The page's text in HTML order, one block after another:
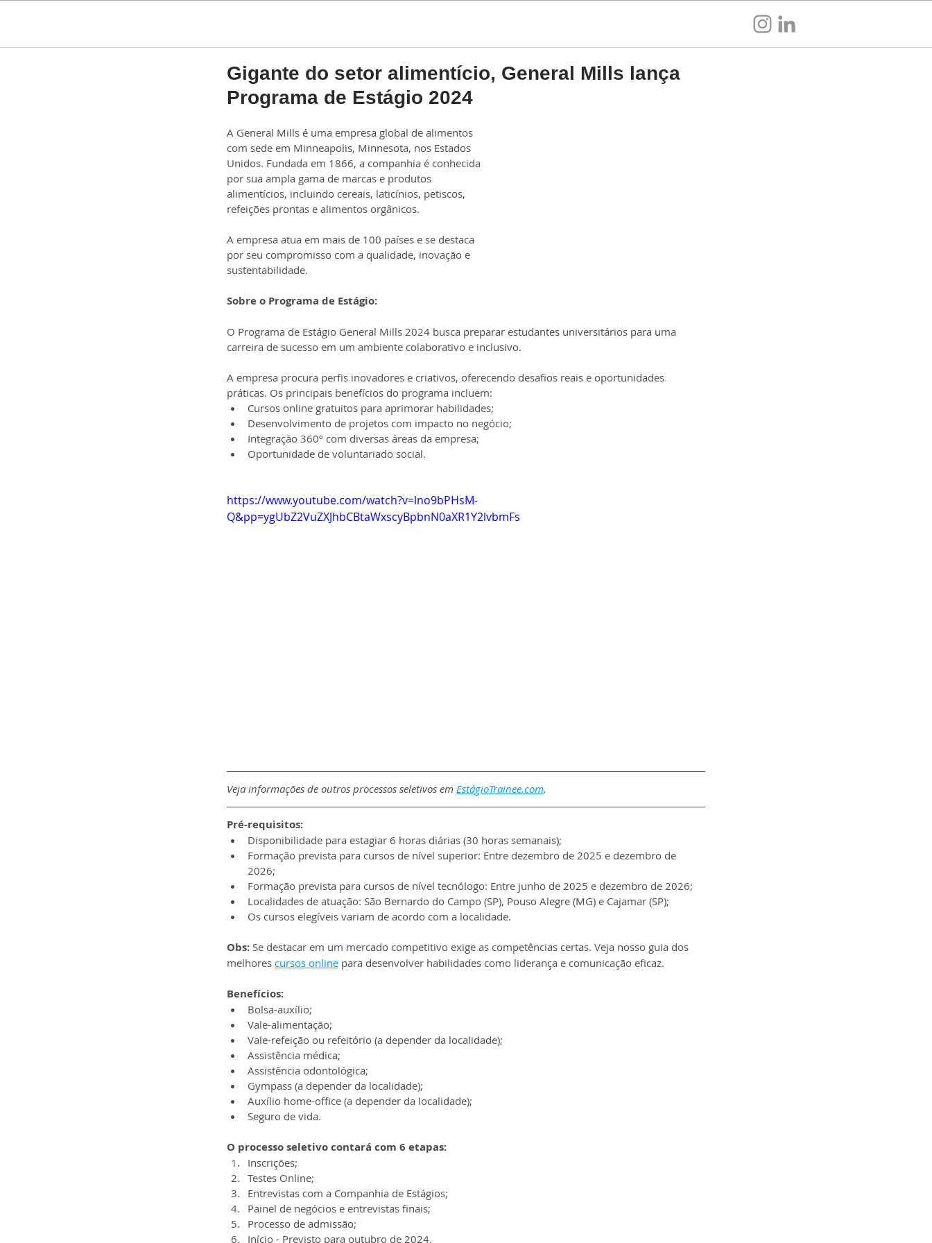
Gigante do setor alimentício, General Mills lança
Programa de Estágio 2024
A General Mills é uma empresa global de alimentos
com sede em Minneapolis, Minnesota, nos Estados
Unidos. Fundada em 1866, a companhia é conhecida
por sua ampla gama de marcas e produtos
alimentícios, incluindo cereais, laticínios, petiscos,
refeições prontas e alimentos orgânicos.
A empresa atua em mais de 100 países e se destaca
por seu compromisso com a qualidade, inovação e
sustentabilidade.
Sobre o Programa de Estágio:
O Programa de Estágio General Mills 2024 busca preparar estudantes universitários para uma
carreira de sucesso em um ambiente colaborativo e inclusivo.
A empresa procura perfis inovadores e criativos, oferecendo desafios reais e oportunidades
práticas. Os principais benefícios do programa incluem:
Cursos online gratuitos para aprimorar habilidades;
Desenvolvimento de projetos com impacto no negócio;
Integração 360º com diversas áreas da empresa;
Oportunidade de voluntariado social.
https://www.youtube.com/watch?v=lno9bPHsM-
Q&pp=ygUbZ2VuZXJhbCBtaWxscyBpbnN0aXR1Y2lvbmFs
Veja informações de outros processos seletivos em EstágioTrainee.com.
Pré-requisitos:
Disponibilidade para estagiar 6 horas diárias (30 horas semanais);
Formação prevista para cursos de nível superior: Entre dezembro de 2025 e dezembro de
2026;
Formação prevista para cursos de nível tecnólogo: Entre junho de 2025 e dezembro de 2026;
Localidades de atuação: São Bernardo do Campo (SP), Pouso Alegre (MG) e Cajamar (SP);
Os cursos elegíveis variam de acordo com a localidade.
Obs: Se destacar em um mercado competitivo exige as competências certas. Veja nosso guia dos
melhores cursos online para desenvolver habilidades como liderança e comunicação eficaz.
Benefícios:
Bolsa-auxílio;
Vale-alimentação;
Vale-refeição ou refeitório (a depender da localidade);
Assistência médica;
Assistência odontológica;
Gympass (a depender da localidade);
Auxílio home-office (a depender da localidade);
Seguro de vida.
O processo seletivo contará com 6 etapas:
Inscrições;
Testes Online;
Entrevistas com a Companhia de Estágios;
Painel de negócios e entrevistas finais;
Processo de admissão;
Início - Previsto para outubro de 2024.